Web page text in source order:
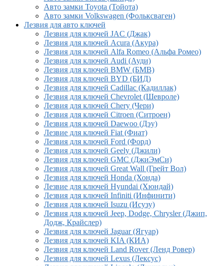
Авто замки Toyota (Тойота)
Авто замки Volkswagen (Фольксваген)
Лезвия для авто ключей
Лезвия для ключей JAC (Джак)
Лезвия для ключей Acura (Акура)
Лезвия для ключей Alfa Romeo (Альфа Ромео)
Лезвия для ключей Audi (Ауди)
Лезвия для ключей BMW (БМВ)
Лезвия для ключей BYD (БИД)
Лезвия для ключей Cadillac (Кадиллак)
Лезвия для ключей Chevrolet (Шевроле)
Лезвия для ключей Chery (Чери)
Лезвия для ключей Citroen (Ситроен)
Лезвия для ключей Daewoo (Дэу)
Лезвие для ключей Fiat (Фиат)
Лезвия для ключей Ford (Форд)
Лезвия для ключей Geely (Джили)
Лезвия для ключей GMC (ДжиЭмСи)
Лезвия для ключей Great Wall (Грейт Вол)
Лезвия для ключей Honda (Хонда)
Лезвие для ключей Hyundai (Хюндай)
Лезвия для ключей Infiniti (Инфинити)
Лезвия для ключей Isuzu (Исузу)
Лезвия для ключей Jeep, Dodge, Chrysler (Джип,
Додж, Крайслер)
Лезвия для ключей Jaguar (Ягуар)
Лезвия для ключей KIA (КИА)
Лезвия для ключей Land Rover (Ленд Ровер)
Лезвия для ключей Lexus (Лексус)